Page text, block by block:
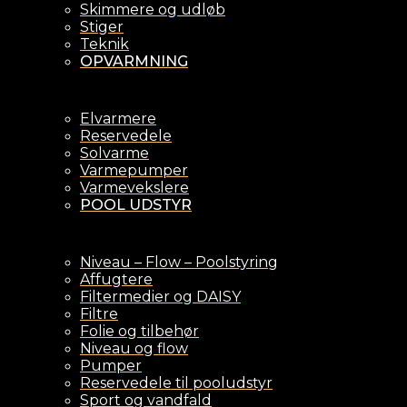
Skimmere og udløb
Stiger
Teknik
OPVARMNING
Elvarmere
Reservedele
Solvarme
Varmepumper
Varmevekslere
POOL UDSTYR
Niveau – Flow – Poolstyring
Affugtere
Filtermedier og DAISY
Filtre
Folie og tilbehør
Niveau og flow
Pumper
Reservedele til pooludstyr
Sport og vandfald